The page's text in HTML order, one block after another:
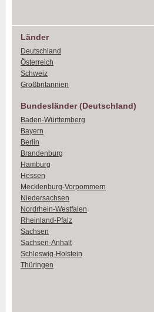
Länder
Deutschland
Österreich
Schweiz
Großbritannien
Bundesländer (Deutschland)
Baden-Württemberg
Bayern
Berlin
Brandenburg
Hamburg
Hessen
Mecklenburg-Vorpommern
Niedersachsen
Nordrhein-Westfalen
Rheinland-Pfalz
Sachsen
Sachsen-Anhalt
Schleswig-Holstein
Thüringen